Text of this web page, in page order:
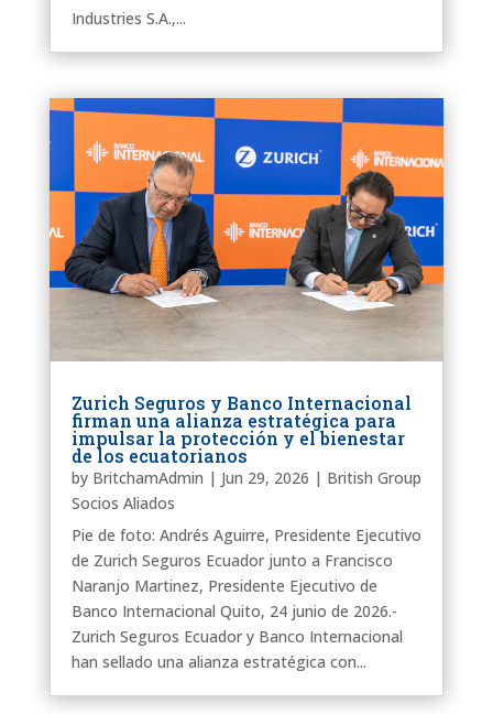
Industries S.A.,...
Zurich Seguros y Banco Internacional
firman una alianza estratégica para
impulsar la protección y el bienestar
de los ecuatorianos
by BritchamAdmin | Jun 29, 2026 | British Group
Socios Aliados
Pie de foto: Andrés Aguirre, Presidente Ejecutivo
de Zurich Seguros Ecuador junto a Francisco
Naranjo Martinez, Presidente Ejecutivo de
Banco Internacional Quito, 24 junio de 2026.-
Zurich Seguros Ecuador y Banco Internacional
han sellado una alianza estratégica con...